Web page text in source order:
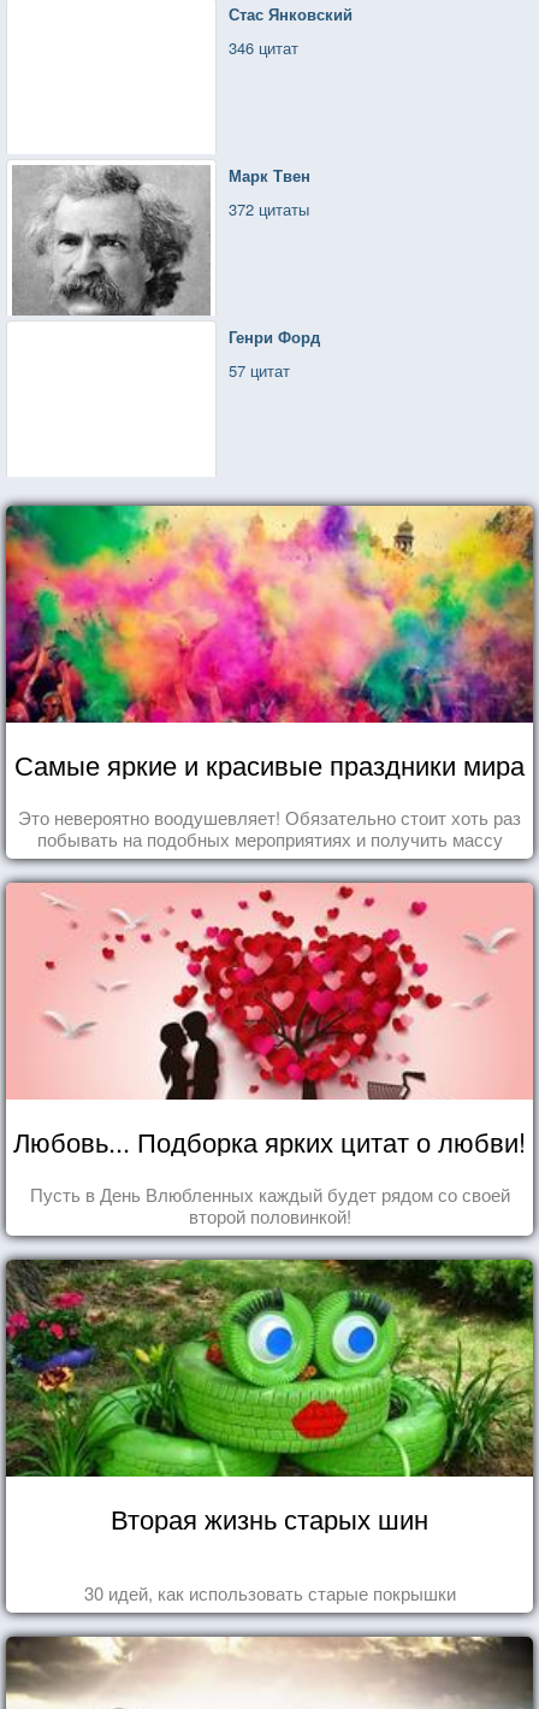
Стас Янковский
346 цитат
Марк Твен
372 цитаты
Генри Форд
57 цитат
Самые яркие и красивые праздники мира
Это невероятно воодушевляет! Обязательно стоит хоть раз
побывать на подобных мероприятиях и получить массу
впечатлений!
Любовь... Подборка ярких цитат о любви!
Пусть в День Влюбленных каждый будет рядом со своей
второй половинкой!
Вторая жизнь старых шин
30 идей, как использовать старые покрышки